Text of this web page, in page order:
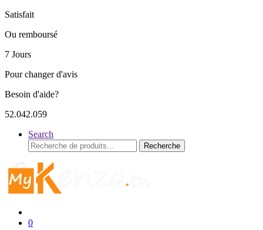
Satisfait
Ou remboursé
7 Jours
Pour changer d'avis
Besoin d'aide?
52.042.059
Search
Recherche
pour :
Recherche
0